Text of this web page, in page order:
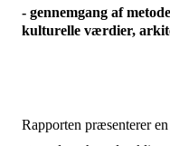
- gennemgang af
kulturelle værdier,
Rapporten præsenterer